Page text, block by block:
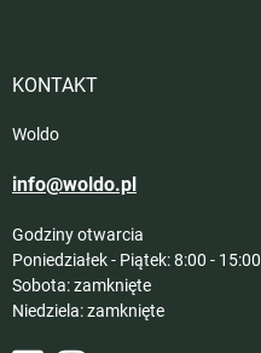
KONTAKT
Woldo
info@woldo.pl
Godziny otwarcia
Poniedziałek - Piątek: 8:00 - 15:00
Sobota: zamknięte
Niedziela: zamknięte